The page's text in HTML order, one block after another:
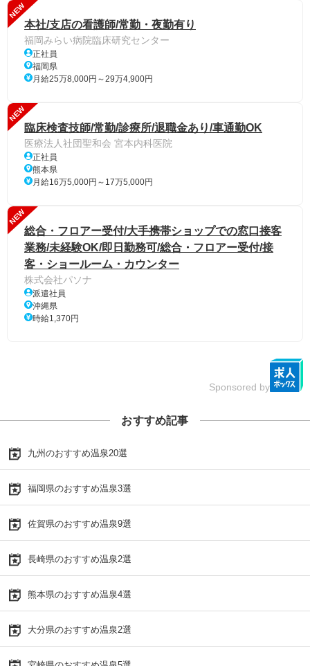
NEW
本社/支店の看護師/常勤・夜勤有り
福岡みらい病院臨床研究センター
正社員
福岡県
月給25万8,000円～29万4,900円
NEW
臨床検査技師/常勤/診療所/退職金あり/車通勤OK
医療法人社団聖和会 宮本内科医院
正社員
熊本県
月給16万5,000円～17万5,000円
NEW
総合・フロアー受付/大手携帯ショップでの窓口接客
業務/未経験OK/即日勤務可/総合・フロアー受付/接
客・ショールーム・カウンター
株式会社パソナ
派遣社員
沖縄県
時給1,370円
Sponsored by
おすすめ記事
九州のおすすめ温泉20選
福岡県のおすすめ温泉3選
佐賀県のおすすめ温泉9選
長崎県のおすすめ温泉2選
熊本県のおすすめ温泉4選
大分県のおすすめ温泉2選